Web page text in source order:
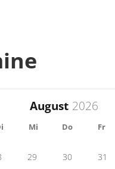
August
Mi Do Fr
29 30 31